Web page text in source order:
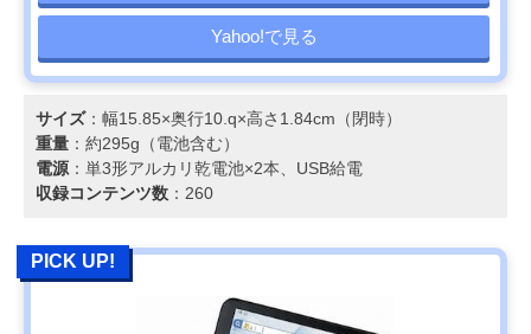
Yahoo!で見る
サイズ：幅15.85×奥行10.q×高さ1.84cm（閉時）
重量 ：約295g（電池含む）
電源 ：単3形アルカリ乾電池×2本、USB給電
収録コンテンツ数 ：260
PICK UP!